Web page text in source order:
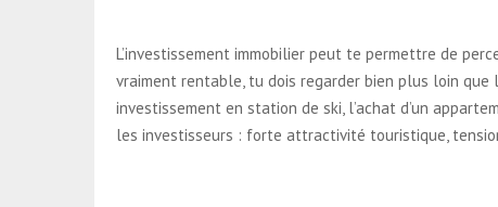
L’investissement immobilier peut te permettre de
vraiment rentable, tu dois regarder bien plus loin
investissement en station de ski, l’achat d’un
les investisseurs : forte attractivité touristique,